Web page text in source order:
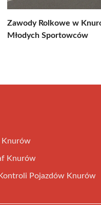
Zawody Rolkowe w
Młodych Sportowców
Knurów
Knurów
Pojazdów Knurów